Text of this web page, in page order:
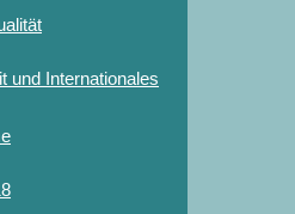
und Internationales